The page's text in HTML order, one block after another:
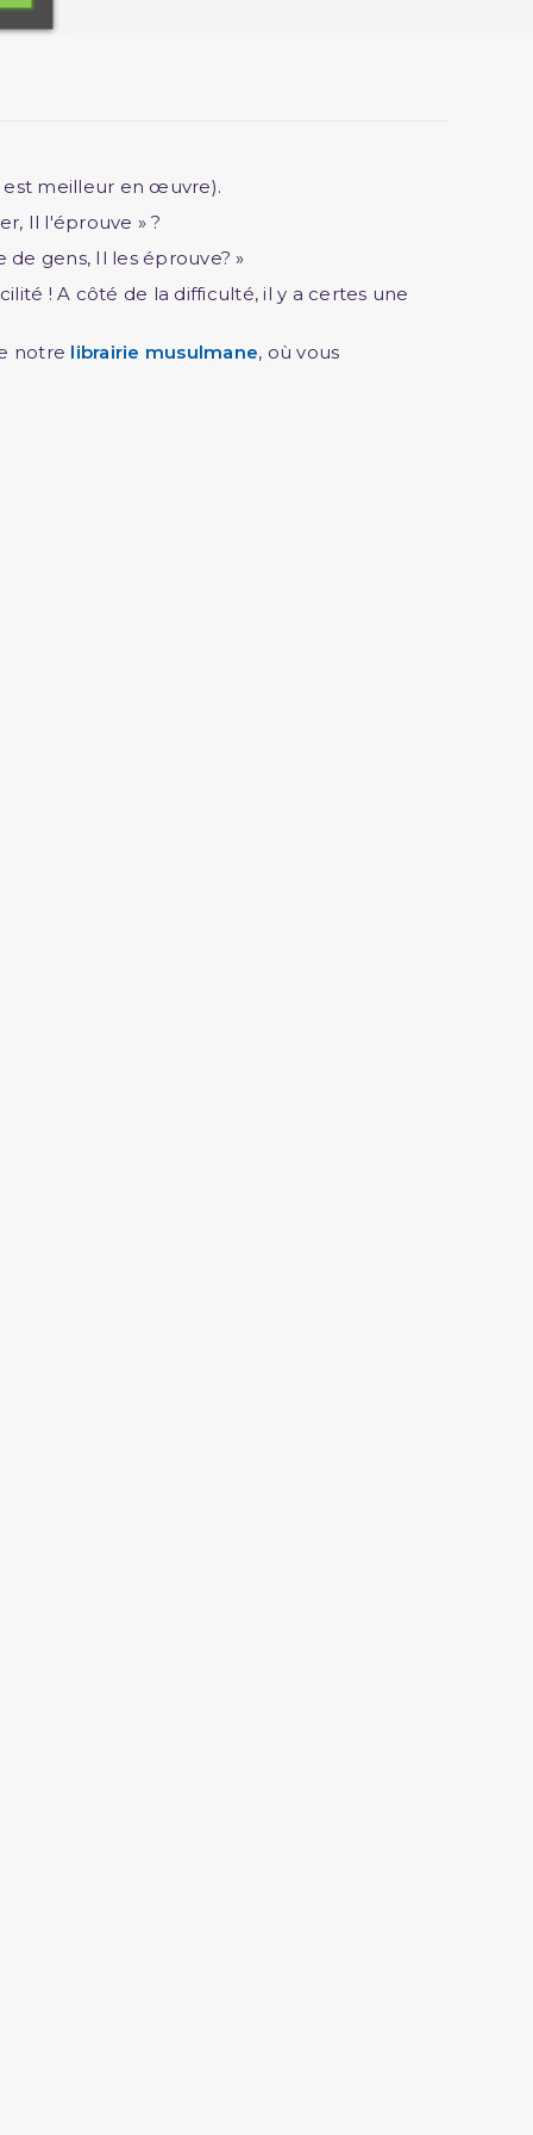
est meilleur en œuvre).
Il l'éprouve » ?
gens, Il les éprouve? »
! A côté de la difficulté, il y a certes une
notre librairie musulmane, où vous